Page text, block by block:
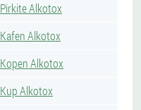
Pirkite Alkotox
Kafen Alkotox
Kopen Alkotox
Kup Alkotox